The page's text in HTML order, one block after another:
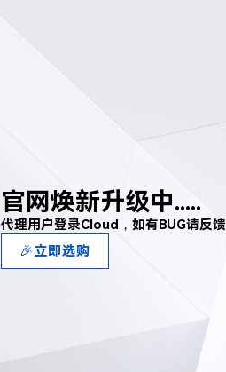
官网焕新升级中.....
代理用户登录Cloud，如有BUG请反馈
🎉立即选购